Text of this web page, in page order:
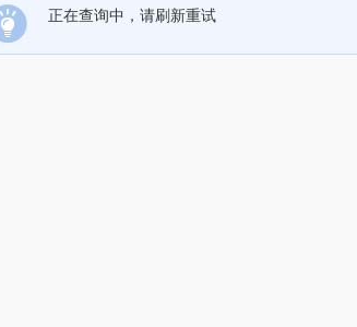
正在查询中，请刷新重试